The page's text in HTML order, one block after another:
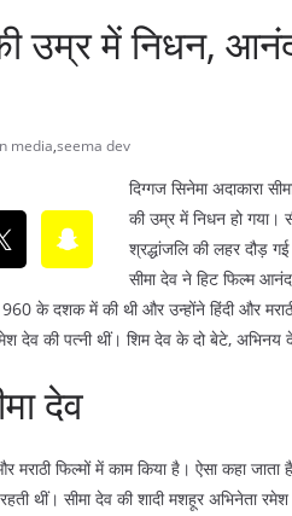
उम्र में निधन,
media,seema dev
दिग्गज सिनेमा अदाकारा
की उम्र में निधन हो
श्रद्धांजलि की लहर दौड़
सीमा देव ने हिट फिल्म
के दशक में की थी और उन्होंने हिंदी और
देव की पत्नी थीं। शिम देव के दो बेटे,
देव
फिल्मों में काम किया है। ऐसा कहा जाता
थीं। सीमा देव की शादी मशहूर अभिनेता